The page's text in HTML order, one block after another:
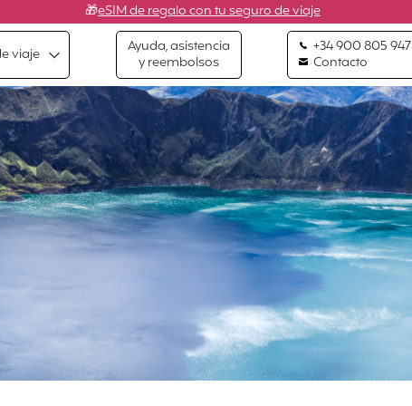
🎁eSIM de regalo con tu seguro de viaje
viaje
Ayuda, asistencia
y reembolsos
+34 900 805 947
Contacto